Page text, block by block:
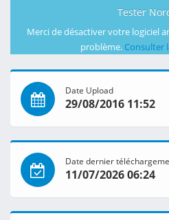
Tester
Merci de désactiver votre logiciel
problème. Consulter
Date Upload
29/08/2016 11:52
Date dernier
11/07/2026 06:24